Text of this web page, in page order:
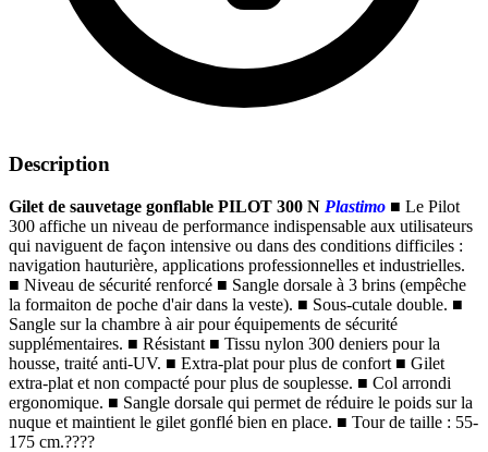
Description
Gilet de sauvetage gonflable PILOT 300 N Plastimo ■ Le Pilot
300 affiche un niveau de performance indispensable aux utilisateurs
qui naviguent de façon intensive ou dans des conditions difficiles :
navigation hauturière, applications professionnelles et industrielles.
■ Niveau de sécurité renforcé ■ Sangle dorsale à 3 brins (empêche
la formaiton de poche d'air dans la veste). ■ Sous-cutale double. ■
Sangle sur la chambre à air pour équipements de sécurité
supplémentaires. ■ Résistant ■ Tissu nylon 300 deniers pour la
housse, traité anti-UV. ■ Extra-plat pour plus de confort ■ Gilet
extra-plat et non compacté pour plus de souplesse. ■ Col arrondi
ergonomique. ■ Sangle dorsale qui permet de réduire le poids sur la
nuque et maintient le gilet gonflé bien en place. ■ Tour de taille : 55-
175 cm.????